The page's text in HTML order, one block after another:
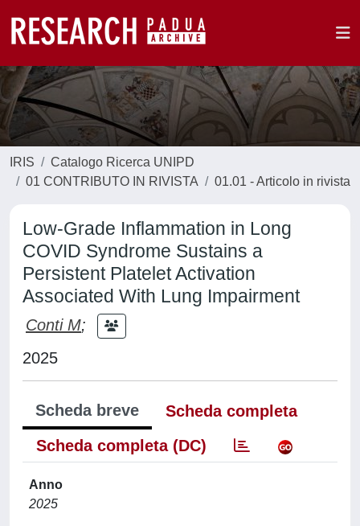
IRIS
Catalogo Ricerca UNIPD
01 CONTRIBUTO IN RIVISTA
01.01 - Articolo in rivista
Low-Grade Inflammation in Long
COVID Syndrome Sustains a
Persistent Platelet Activation
Associated With Lung Impairment
Conti M;
2025
Scheda breve
Scheda completa
Scheda completa (DC)
Anno
2025